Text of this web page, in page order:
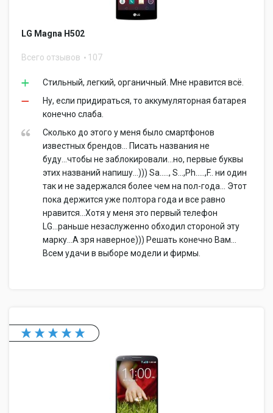
LG Magna H502
Всего отзывов 107
Стильный, легкий, органичный. Мне нравится всё.
Ну, если придираться, то аккумуляторная батарея
конечно слаба.
Сколько до этого у меня было смартфонов
известных брендов... Писать названия не
буду...чтобы не заблокировали...но, первые буквы
этих названий напишу...))) Sa....., S...,Ph.....,F.. ни один
так и не задержался более чем на пол-года... Этот
пока держится уже полтора года и все равно
нравится...Хотя у меня это первый телефон
LG...раньше незаслуженно обходил стороной эту
марку...А зря наверное))) Решать конечно Вам...
Всем удачи в выборе модели и фирмы.